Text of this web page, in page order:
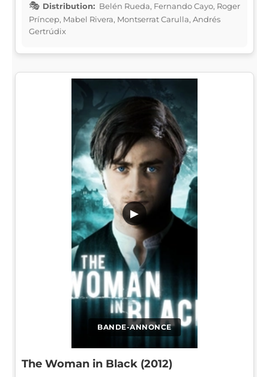
Distribution: Belén Rueda, Fernando Cayo, Roger
Príncep, Mabel Rivera, Montserrat Carulla, Andrés
Gertrúdix
BANDE-ANNONCE
▶
The Woman in Black (2012)